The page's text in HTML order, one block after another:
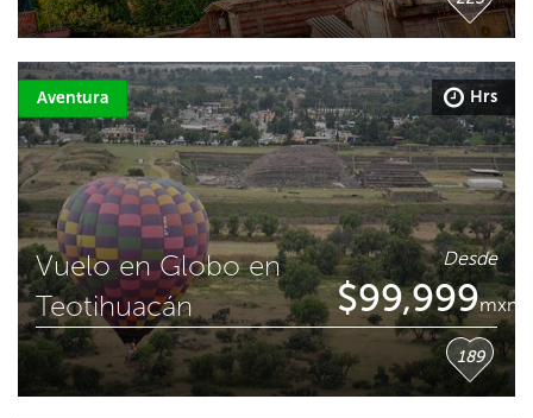
Aventura Hrs
Vuelo en Globo en
Teotihuacán
Desde
$99,999mxn
189